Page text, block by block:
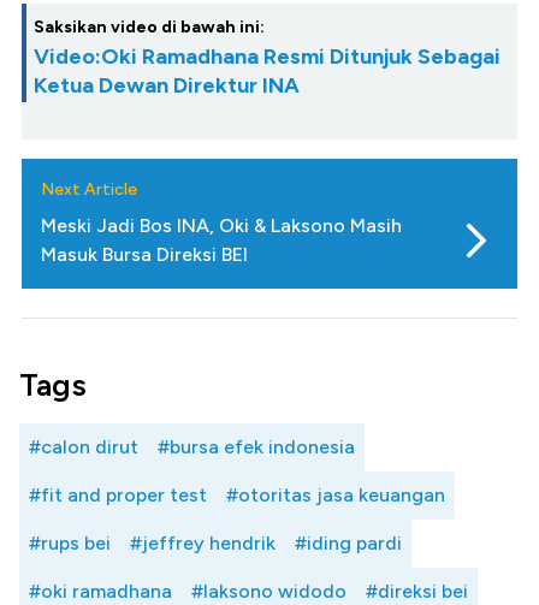
Saksikan video di bawah ini:
Video:Oki Ramadhana Resmi Ditunjuk Sebagai
Ketua Dewan Direktur INA
Next Article
Meski Jadi Bos INA, Oki & Laksono Masih
Masuk Bursa Direksi BEI
Tags
#calon dirut #bursa efek indonesia
#fit and proper test #otoritas jasa keuangan
#rups bei #jeffrey hendrik #iding pardi
#oki ramadhana #laksono widodo #direksi bei